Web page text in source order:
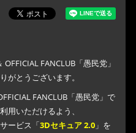
FANCLUB「愚民党」
がとうございます。
FANCLUB「愚民党」で
用いただけるよう、
ービス「3Dセキュア 2.0 」を